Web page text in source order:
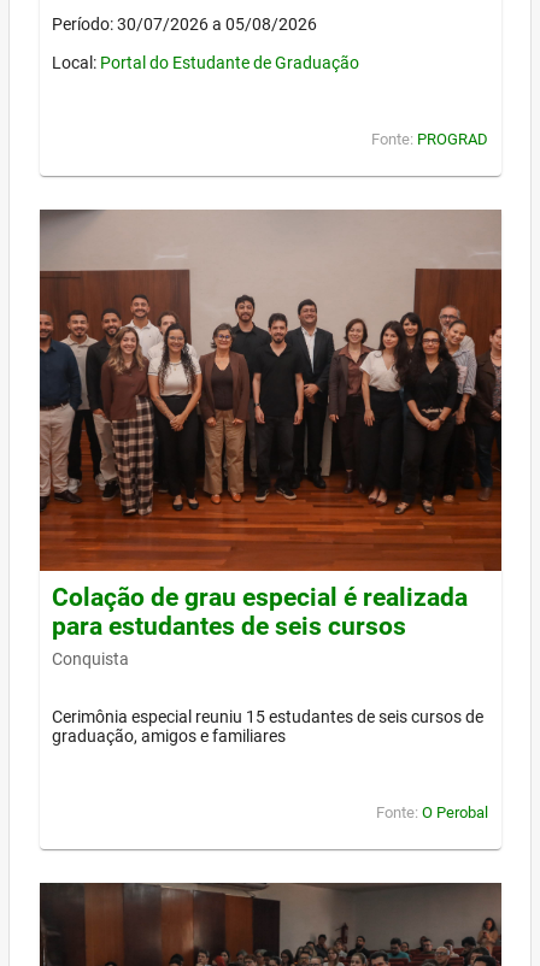
Período: 30/07/2026 a 05/08/2026
Local: Portal do Estudante de Graduação
Fonte: PROGRAD
Colação de grau especial é realizada
para estudantes de seis cursos
Conquista
Cerimônia especial reuniu 15 estudantes de seis cursos de
graduação, amigos e familiares
Fonte: O Perobal